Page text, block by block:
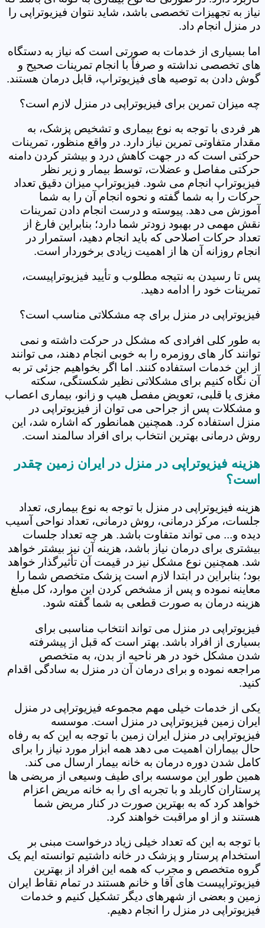
نیاز به تجهیزات تخصصی باشد، شاید نتوان فیزیوتراپی را
در منزل انجام داد.
اما بسیاری از خدمات به صورتی است که نیاز به دستگاه
های تخصصی نداشته و صرفاً با انجام تمرینات صحیح و
گوش دادن به توصیه های فیزیوتراپ، قابل درمان هستند.
چه میزان تمرین برای فیزیوتراپی در منزل لازم است؟
هر فردی با توجه به نوع بیماری و تشخیص پزشک، به
مقدار متفاوتی تمرین نیاز دارد. در واقع منظور، تمرینات
حرکتی است که در جهت کاهش درد و بیشتر کردن دامنه
حرکتی مفاصل و عضلات، توسط بیمار و زیر نظر
فیزیوتراپ انجام می شود. فیزیوتراپ میزان دقیق تعداد
حرکات را به شما گفته و نحوه انجام آن را به شما
آموزش می دهد. پیوسته و درست انجام دادن تمرینات
نقش مهمی در بهبود زودتر شما دارد؛ بنابراین فارغ از
تعداد حرکات اصلاحی که باید انجام دهید، استمرار در
انجام روزانه آن ها از اهمیت زیادی برخوردار است.
پس تا رسیدن به نتیجه مطلوب و تأیید فیزیوتراپیست،
تمرینات خود را ادامه دهید.
فیزیوتراپی در منزل برای چه مشکلاتی مناسب است؟
به طور کلی افرادی که مشکل در حرکت داشته و نمی
توانند کار های روزمره را به خوبی انجام دهند، می توانند
از این خدمات استفاده کنند. اما اگر بخواهیم جزئی تر به
آن نگاه کنیم برای مشکلاتی نظیر شکستگی، سکته
مغزی یا قلبی، تعویض مفصل هیپ و زانو، بیماری اعصاب
و مشکلات پس از جراحی می توان از فیزیوتراپی در
منزل استفاده کرد. همچنین همانطور که اشاره شد، این
روش درمانی بهترین انتخاب برای افراد سالمند است.
هزینه فیزیوتراپی در منزل در ایران زمین چقدر
است؟
هزینه فیزیوتراپی در منزل با توجه به نوع بیماری، تعداد
جلسات، مرکز درمانی، روش درمانی، تعداد نواحی آسیب
دیده و... می تواند متفاوت باشد. هر چه تعداد جلسات
بیشتری برای درمان نیاز باشد، هزینه آن نیز بیشتر خواهد
شد. همچنین نوع مشکل نیز در قیمت آن تأثیرگذار خواهد
بود؛ بنابراین در ابتدا لازم است پزشک متخصص شما را
معاینه نموده و پس از مشخص کردن این موارد، کل مبلغ
هزینه درمان به صورت قطعی به شما گفته شود.
فیزیوتراپی در منزل می تواند انتخاب مناسبی برای
بسیاری از افراد باشد. بهتر است که قبل از پیشرفته
شدن مشکل خود در هر ناحیه از بدن، به متخصص
مراجعه نموده و برای درمان آن در منزل به سادگی اقدام
کنید.
یکی از خدمات خیلی مهم مجموعه فیزیوتراپی در منزل
ایران زمین فیزیوتراپی در منزل است. موسسه
فیزیوتراپی در منزل ایران زمین با توجه به این که به رفاه
حال بیماران اهمیت می دهد همه ابزار مورد نیاز را برای
کامل شدن دوره درمان به خانه بیمار ارسال می کند.
همین طور این موسسه برای طیف وسیعی از مریضی ها
پرستاران کاربلد و با تجربه ای را به خانه مریض اعزام
خواهد کرد که به بهترین صورت در کنار مریض شما
هستند و از او مراقبت خواهند کرد.
با توجه به این که تعداد خیلی زیاد درخواست مبنی بر
استخدام پرستار و پزشک در خانه داشتیم توانسته ایم یک
گروه متخصص و مجرب که همه این افراد از بهترین
فیزیوتراپیست های آقا و خانم هستند در تمام نقاط ایران
زمین و بعضی از شهرهای دیگر تشکیل کنیم و خدمات
فیزیوتراپی در منزل را انجام دهیم.